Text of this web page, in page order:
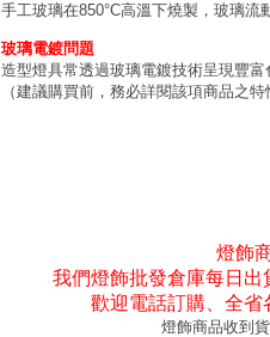
手工玻璃在850°C高溫下燒製，玻璃
玻璃電鍍問題
造型燈具常透過玻璃電鍍技術呈現豐
（建議購買前，務必詳閱該項商品之
燈飾
我們燈飾批發倉庫每日
歡迎電話訂購、全
燈飾商品收到